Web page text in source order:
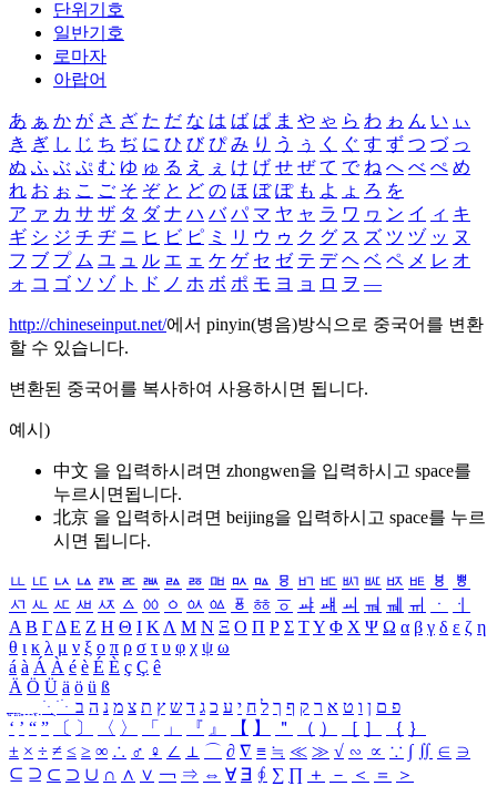
단위기호
일반기호
로마자
아랍어
あ ぁ か が さ ざ た だ な は ば ぱ ま や ゃ ら わ ゎ ん い ぃ
き ぎ し じ ち ぢ に ひ び ぴ み り う ぅ く ぐ す ず つ づ っ
ぬ ふ ぶ ぷ む ゆ ゅ る え ぇ け げ せ ぜ て で ね へ べ ぺ め
れ お ぉ こ ご そ ぞ と ど の ほ ぼ ぽ も よ ょ ろ を
ア ァ カ サ ザ タ ダ ナ ハ バ パ マ ヤ ャ ラ ワ ヮ ン イ ィ キ
ギ シ ジ チ ヂ ニ ヒ ビ ピ ミ リ ウ ゥ ク グ ス ズ ツ ヅ ッ ヌ
フ ブ プ ム ユ ュ ル エ ェ ケ ゲ セ ゼ テ デ ヘ ベ ペ メ レ オ
ォ コ ゴ ソ ゾ ト ド ノ ホ ボ ポ モ ヨ ョ ロ ヲ ―
http://chineseinput.net/에서 pinyin(병음)방식으로 중국어를 변환
할 수 있습니다.
변환된 중국어를 복사하여 사용하시면 됩니다.
예시)
中文 을 입력하시려면 zhongwen을 입력하시고 space를
누르시면됩니다.
北京 을 입력하시려면 beijing을 입력하시고 space를 누르
시면 됩니다.
ㅥ ㅦ ㅧ ㅨ ㅩ ㅪ ㅫ ㅬ ㅭ ㅮ ㅯ ㅰ ㅱ ㅲ ㅳ ㅴ ㅵ ㅶ ㅷ ㅸ
ㅹ
ㅺ ㅻ ㅼ ㅽ ㅾ ㅿ ㆀ ㆁ ㆂ ㆃ ㆄ ㆅ ㆆ ㆇ ㆈ ㆉ ㆊ ㆋ ㆌ ㆍ
ㆎ
Α Β ΓΔ Ε Ζ Η Θ Ι ΚΛ Μ Ν Ξ Ο Π Ρ Σ ΤΥ Φ Χ Ψ Ω α β γ δ ε ζ η
θ ι κ λ μ ν ξ ο π ρ σ τ υ φ χ ψ ω
á à Á À é è É È ç Ç ê
Ä Ö Ü ä ö ü ß
ִֶֹ ֻּ ׁׂ פ ם ן ו ט א ר ק ף ך ל ח י ע כ ג ד ש ץ ת צ מ נ ה ב
‘ ’ “ ” 〔 〕 〈 〉 「 」 『 』 【 】 ＂ （ ） ［ ］ ｛ ｝
± × ÷ ≠ ≤ ≥ ∞ ∴ ♂ ♀ ∠ ⊥ ⌒ ∂ ∇ ≡ ≒ ≪ ≫ √ ∽ ∝ ∵ ∫ ∬ ∈ ∋
⊆ ⊇ ⊂ ⊃ ∪ ∩ ∧ ∨ ￢ ⇒ ⇔ ∀ ∃ ∮ ∑ ∏ ＋ － ＜ ＝
＞